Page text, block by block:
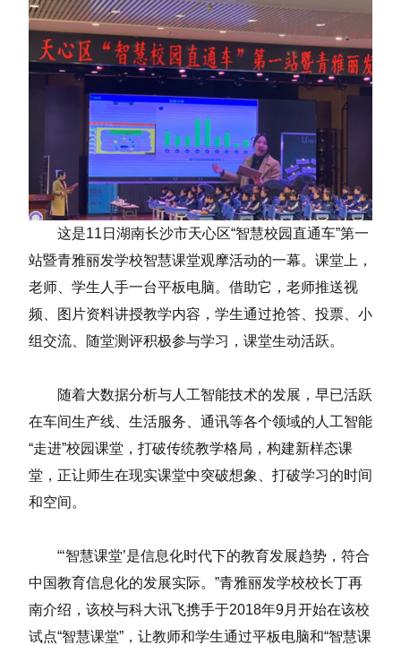
这是11日湖南长沙市天心区“智慧校园直通车”第一
站暨青雅丽发学校智慧课堂观摩活动的一幕。课堂上，
老师、学生人手一台平板电脑。借助它，老师推送视
频、图片资料讲授教学内容，学生通过抢答、投票、小
组交流、随堂测评积极参与学习，课堂生动活跃。
随着大数据分析与人工智能技术的发展，早已活跃
在车间生产线、生活服务、通讯等各个领域的人工智能
“走进”校园课堂，打破传统教学格局，构建新样态课
堂，正让师生在现实课堂中突破想象、打破学习的时间
和空间。
“‘智慧课堂’是信息化时代下的教育发展趋势，符合
中国教育信息化的发展实际。”青雅丽发学校校长丁再
南介绍，该校与科大讯飞携手于2018年9月开始在该校
试点“智慧课堂”，让教师和学生通过平板电脑和“智慧课